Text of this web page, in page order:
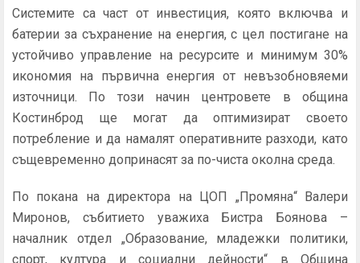
Системите са част от инвестиция, която включва и
батерии за съхранение на енергия, с цел постигане на
устойчиво управление на ресурсите и минимум 30%
икономия на първична енергия от невъзобновяеми
източници. По този начин центровете в община
Костинброд ще могат да оптимизират своето
потребление и да намалят оперативните разходи, като
същевременно допринасят за по-чиста околна среда.
По покана на директора на ЦОП „Промяна“ Валери
Миронов, събитието уважиха Бистра Боянова –
началник отдел „Образование, младежки политики,
спорт, култура и социални дейности“ в Община